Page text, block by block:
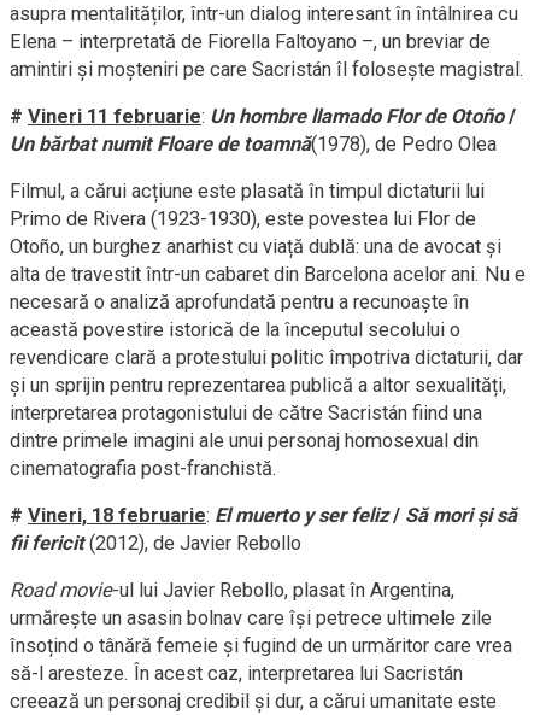
asupra mentalităților, într-un dialog interesant în întâlnirea cu
Elena – interpretată de Fiorella Faltoyano –, un breviar de
amintiri și moșteniri pe care Sacristán îl folosește magistral.
# Vineri 11 februarie: Un hombre llamado Flor de Otoño/
Un bărbat numit Floare de toamnă(1978), de Pedro Olea
Filmul, a cărui acțiune este plasată în timpul dictaturii lui
Primo de Rivera (1923-1930), este povestea lui Flor de
Otoño, un burghez anarhist cu viață dublă: una de avocat și
alta de travestit într-un cabaret din Barcelona acelor ani. Nu e
necesară o analiză aprofundată pentru a recunoaște în
această povestire istorică de la începutul secolului o
revendicare clară a protestului politic împotriva dictaturii, dar
și un sprijin pentru reprezentarea publică a altor sexualități,
interpretarea protagonistului de către Sacristán fiind una
dintre primele imagini ale unui personaj homosexual din
cinematografia post-franchistă.
# Vineri, 18 februarie: El muerto y ser feliz/ Să mori și să
fii fericit(2012), de Javier Rebollo
Road movie-ul lui Javier Rebollo, plasat în Argentina,
urmărește un asasin bolnav care își petrece ultimele zile
însoțind o tânără femeie și fugind de un urmăritor care vrea
să-l aresteze. În acest caz, interpretarea lui Sacristán
creează un personaj credibil și dur, a cărui umanitate este